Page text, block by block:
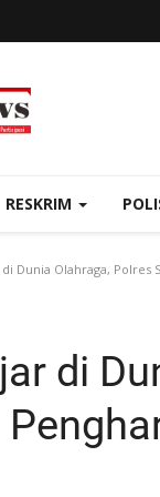
RESKRIM
Dunia Olahraga,
di